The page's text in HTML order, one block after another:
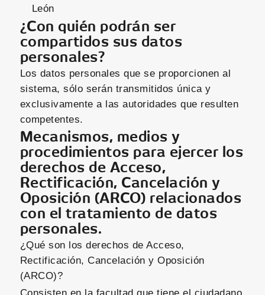
León
¿Con quién podrán ser
compartidos sus datos
personales?
Los datos personales que se proporcionen al
sistema, sólo serán transmitidos única y
exclusivamente a las autoridades que resulten
competentes.
Mecanismos, medios y
procedimientos para ejercer los
derechos de Acceso,
Rectificación, Cancelación y
Oposición (ARCO) relacionados
con el tratamiento de datos
personales.
¿Qué son los derechos de Acceso,
Rectificación, Cancelación y Oposición
(ARCO)?